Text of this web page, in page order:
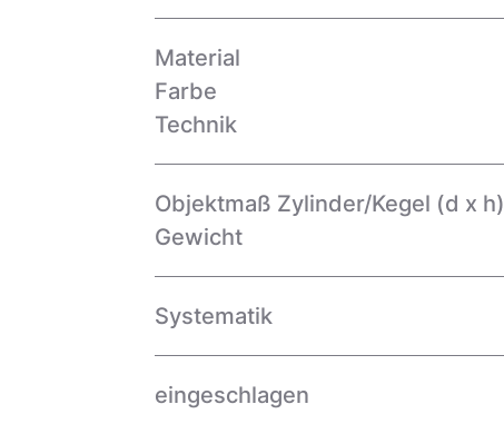
Material
Farbe
Technik
Objektmaß Zylinder/Kegel (d x h)
Gewicht
Systematik
eingeschlagen